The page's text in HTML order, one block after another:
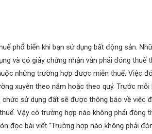
phổ biến khi bạn sử dụng bất động sản.
và có giấy chứng nhận vẫn phải đóng thuế
những trường hợp được miễn thuế. Việc
xuyên theo năm hoặc theo quý. Trước mỗi
sử dụng đất sẽ được thông báo về việc
Vậy có trường hợp nào không phải đóng
đọc bài viết “Trường hợp nào không phải